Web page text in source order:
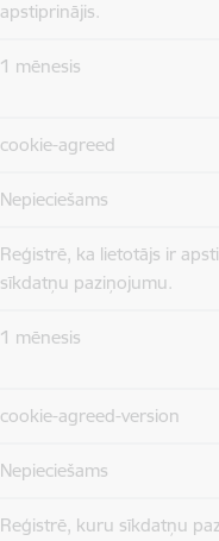
apstiprinājis.
1 mēnesis
cookie-agreed
Nepieciešams
Reģistrē, ka lietotājs ir
sīkdatņu paziņojumu.
1 mēnesis
cookie-agreed-version
Nepieciešams
Reģistrē, kuru sīkdatņu